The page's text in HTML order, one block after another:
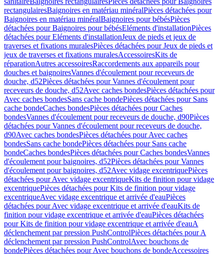
rectangulairesBaignoires en matériau minéralPièces détachées pour
Baignoires en matériau minéralBaignoires pour bébésPièces
détachées pour Baignoires pour bébésEléments d'installationPièces
détachées pour Eléments d'installationJeux de pieds et jeux de
traverses et fixations muralesPièces détachées pour Jeux de pieds et
jeux de traverses et fixations muralesAccessoiresKits de
réparationAutres accessoiresRaccordements aux appareils pour
douches et baignoiresVannes d'écoulement pour receveurs de
douche, d52Pièces détachées pour Vannes d'écoulement pour
receveurs de douche, d52Avec caches bondesPièces détachées pour
Avec caches bondesSans cache bondePièces détachées pour Sans
cache bondeCaches bondesPièces détachées pour Caches
bondesVannes d'écoulement pour receveurs de douche, d90Pièces
détachées pour Vannes d'écoulement pour receveurs de douche,
d90Avec caches bondesPièces détachées pour Avec caches
bondesSans cache bondePièces détachées pour Sans cache
bondeCaches bondesPièces détachées pour Caches bondesVannes
d'écoulement pour baignoires, d52Pièces détachées pour Vannes
d'écoulement pour baignoires, d52Avec vidage excentriquePièces
détachées pour Avec vidage excentriqueKits de finition pour vidage
excentriquePièces détachées pour Kits de finition pour vidage
excentriqueAvec vidage excentrique et arrivée d'eauPièces
détachées pour Avec vidage excentrique et arrivée d'eauKits de
finition pour vidage excentrique et arrivée d'eauPièces détachées
pour Kits de finition pour vidage excentrique et arrivée d'eauA
déclenchement par pression PushControlPièces détachées pour A
déclenchement par pression PushControlAvec bouchons de
bondePièces détachées pour Avec bouchons de bondeAccessoires